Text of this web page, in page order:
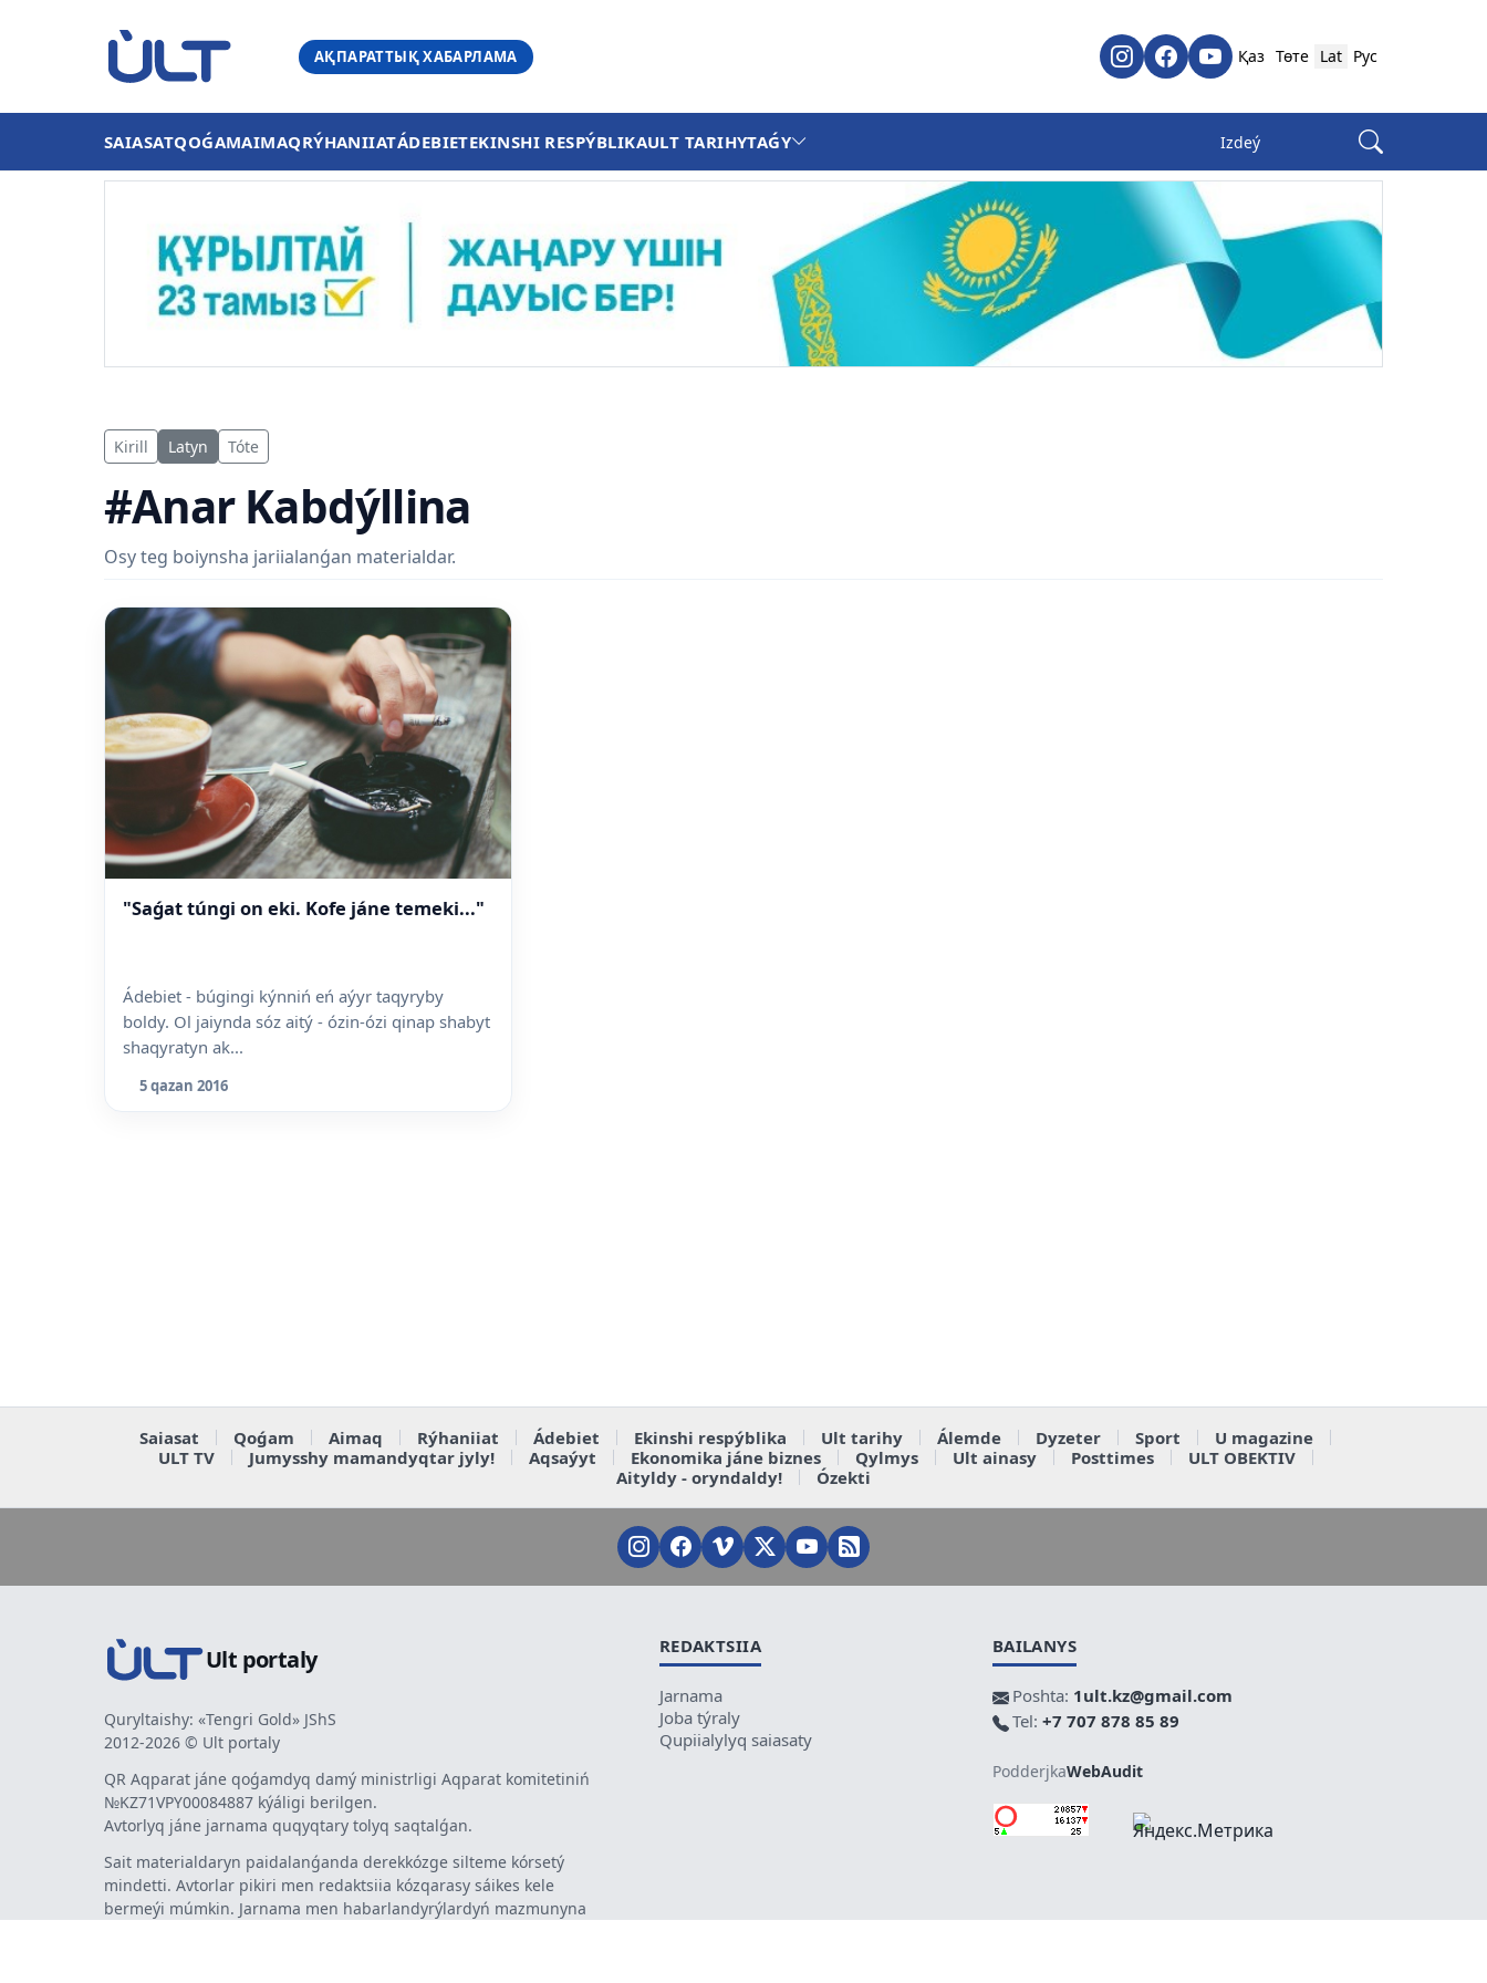
АҚПАРАТТЫҚ ХАБАРЛАМА Қаз Төте Lat Рус
SAIASATQOǴAMAIMAQRÝHANIIATÁDEBIETEKINSHI RESPÝBLIKAULT TARIHYTAǴY
Kirill Latyn Tóte
#Anar Kabdýllina
Osy teg boiynsha jariialanǵan materialdar.
"Saǵat túngi on eki. Kofe jáne temeki..."
Ádebiet - búgingi kýnniń eń aýyr taqyryby
boldy. Ol jaiynda sóz aitý - ózin-ózi qinap shabyt
shaqyratyn ak...
5 qazan 2016
Saiasat Qoǵam Aimaq Rýhaniiat Ádebiet Ekinshi respýblika Ult tarihy Álemde Dyzeter Sport
U magazine
ULT TV
Jumysshy mamandyqtar jyly! Aqsaýyt Ekonomika jáne biznes Qylmys Ult ainasy Posttimes
ULT OBEKTIV
Aityldy - oryndaldy!
Ózekti
Ult portaly
Quryltaishy: «Tengri Gold» JShS
2012-2026 © Ult portaly
QR Aqparat jáne qoǵamdyq damý ministrligi Aqparat komitetiniń
№KZ71VPY00084887 kýáligi berilgen.
Avtorlyq jáne jarnama quqyqtary tolyq saqtalǵan.
Sait materialdaryn paidalanǵanda derekkózge silteme kórsetý
mindetti. Avtorlar pikiri men redaktsiia kózqarasy sáikes kele
bermeýi múmkin. Jarnama men habarlandyrýlardyń mazmunyna
REDAKTSIIA
Jarnama
Joba týraly
Qupiialylyq saiasaty
BAILANYS
Poshta: 1ult.kz@gmail.com
Tel: +7 707 878 85 89
PodderjkaWebAudit